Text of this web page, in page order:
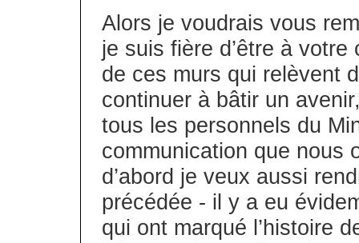
Alors je voudrais vous
je suis fière d’être à
de ces murs qui relèvent
continuer à bâtir un
tous les personnels du
communication que nous
d’abord je veux aussi
précédée - il y a eu
qui ont marqué l’histoire